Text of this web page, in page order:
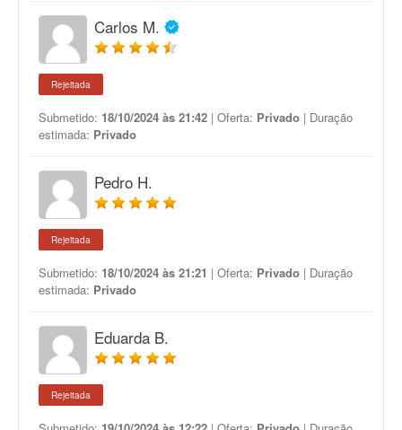
Carlos M.
Rejeitada
Submetido: 18/10/2024 às 21:42 | Oferta: Privado | Duração
estimada: Privado
Pedro H.
Rejeitada
Submetido: 18/10/2024 às 21:21 | Oferta: Privado | Duração
estimada: Privado
Eduarda B.
Rejeitada